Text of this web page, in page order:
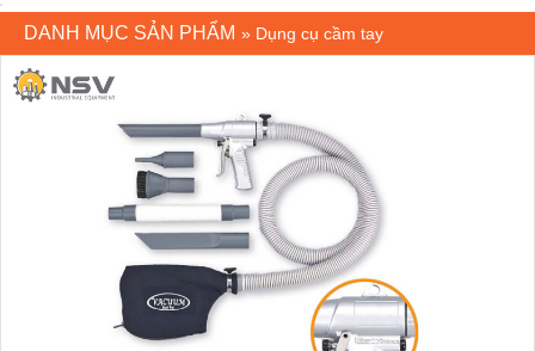
DANH MỤC SẢN PHẨM » Dụng cụ cầm tay